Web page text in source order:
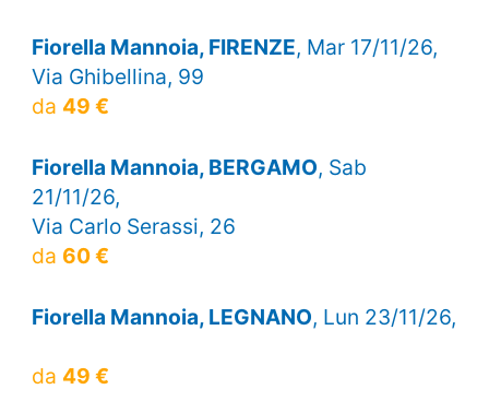
Fiorella Mannoia, FIRENZE, Mar 17/11/26,
Via Ghibellina, 99
da 49 €
Fiorella Mannoia, BERGAMO, Sab
21/11/26,
Via Carlo Serassi, 26
da 60 €
Fiorella Mannoia, LEGNANO, Lun 23/11/26,
da 49 €